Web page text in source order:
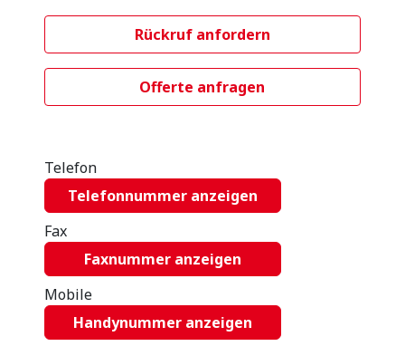
Rückruf anfordern
Offerte anfragen
Telefon
Telefonnummer anzeigen
Fax
Faxnummer anzeigen
Mobile
Handynummer anzeigen